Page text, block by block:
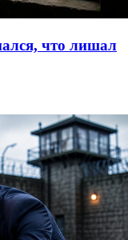
что лишал